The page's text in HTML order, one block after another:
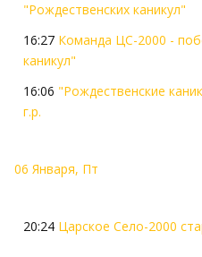
"Рождественских каникул"
16:27 Команда ЦС-2000 -
каникул"
16:06 "Рождественские
г.р.
06 Января, Пт
20:24 Царское Село-2000